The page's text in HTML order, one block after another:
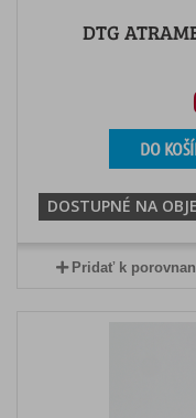
DTG
DO
DOSTUPNÉ NA
Pridať k